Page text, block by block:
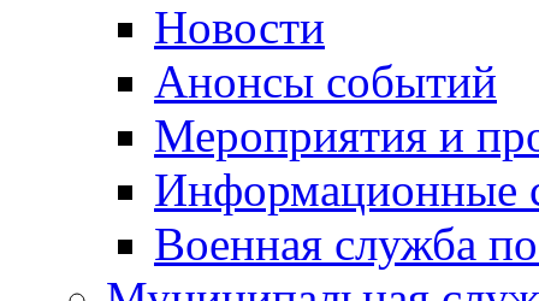
Новости
Анонсы событий
Мероприятия и
Информационные
Военная служба